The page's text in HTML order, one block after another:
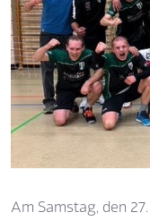
Am Samstag, den